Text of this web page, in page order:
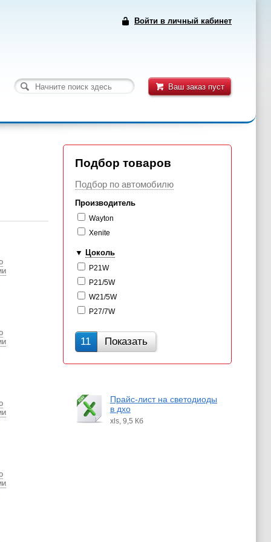
Войти в личный кабинет
Ваш заказ пуст
Подбор товаров
Подбор по автомобилю
Производитель
Wayton
Xenite
Цоколь
P21W
P21/5W
W21/5W
P27/7W
11 Показать
Прайс-лист на светодиоды
в дхо
xls, 9,5 Кб